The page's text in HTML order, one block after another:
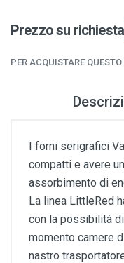
Prezzo su richiesta
PER ACQUISTARE
I forni serigrafici
compatti e avere
assorbimento di
La linea LittleRed
con la possibilità
momento camere
nastro